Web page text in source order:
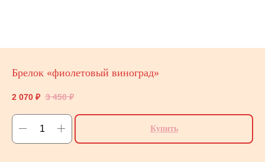
Брелок «фиолетовый виноград»
2 070 ₽ 3 450 ₽
Купить